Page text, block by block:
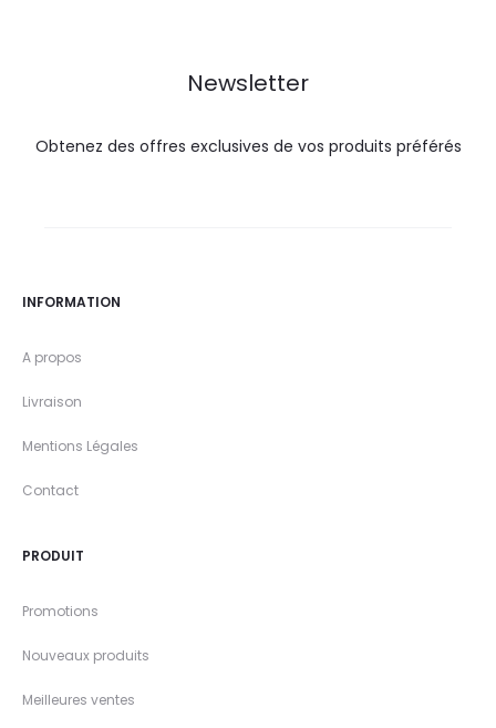
Newsletter
Obtenez des offres exclusives de vos produits préférés
INFORMATION
A propos
Livraison
Mentions Légales
Contact
PRODUIT
Promotions
Nouveaux produits
Meilleures ventes